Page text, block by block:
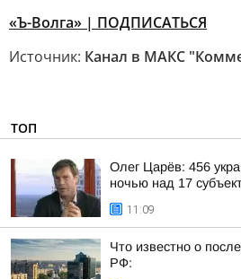
«Ъ-Волга» | ПОДПИСАТЬСЯ
Источник: Канал в МАКС
ТОП
Олег Царёв: 456
ночью над 17
11:09
Что известно о
РФ: